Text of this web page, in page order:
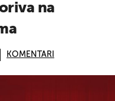
na
KOMENTARI